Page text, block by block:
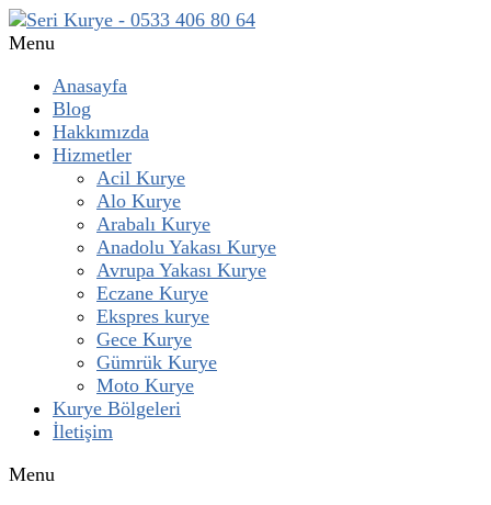
Menu
Anasayfa
Blog
Hakkımızda
Hizmetler
Acil Kurye
Alo Kurye
Arabalı Kurye
Anadolu Yakası Kurye
Avrupa Yakası Kurye
Eczane Kurye
Ekspres kurye
Gece Kurye
Gümrük Kurye
Moto Kurye
Kurye Bölgeleri
İletişim
Menu